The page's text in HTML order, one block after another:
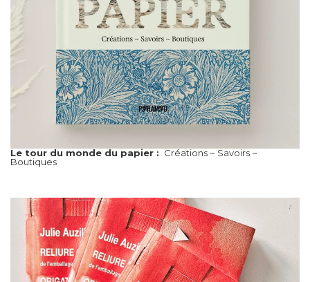
Le tour du monde du papier : Créations ~ Savoirs ~
Boutiques